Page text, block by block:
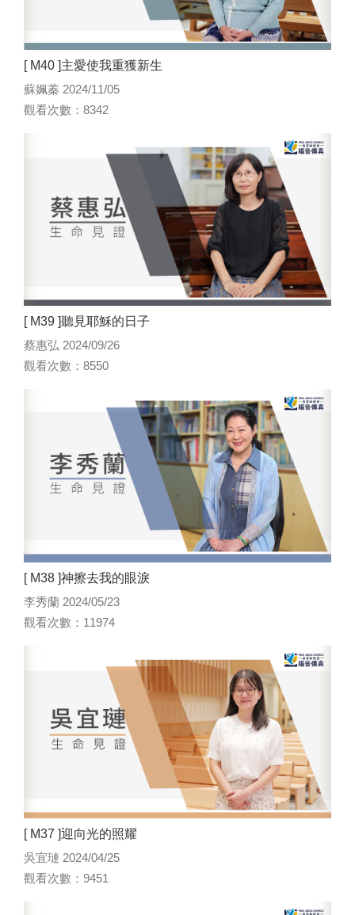
[ M40 ]主愛使我重獲新生
蘇姵蓁 2024/11/05
觀看次數：8342
[ M39 ]聽見耶穌的日子
蔡惠弘 2024/09/26
觀看次數：8550
[ M38 ]神擦去我的眼淚
李秀蘭 2024/05/23
觀看次數：11974
[ M37 ]迎向光的照耀
吳宜璉 2024/04/25
觀看次數：9451